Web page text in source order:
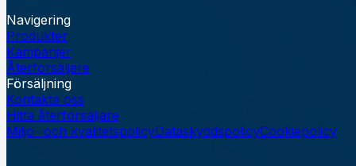
Navigering
Produkter
Kampanjer
Återförsäljare
Försäljning
Kontakta oss
Hitta återförsäljare
Miljö- och kvalitetspolicyDataskyddspolicyCookiepolicy